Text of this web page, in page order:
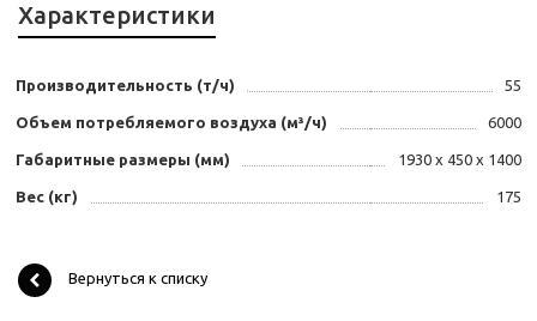
Характеристики
Производительность (т/ч) 55
Объем потребляемого воздуха (м³/ч) 6000
Габаритные размеры (мм) 1930 x 450 x 1400
Вес (кг) 175
Вернуться к списку